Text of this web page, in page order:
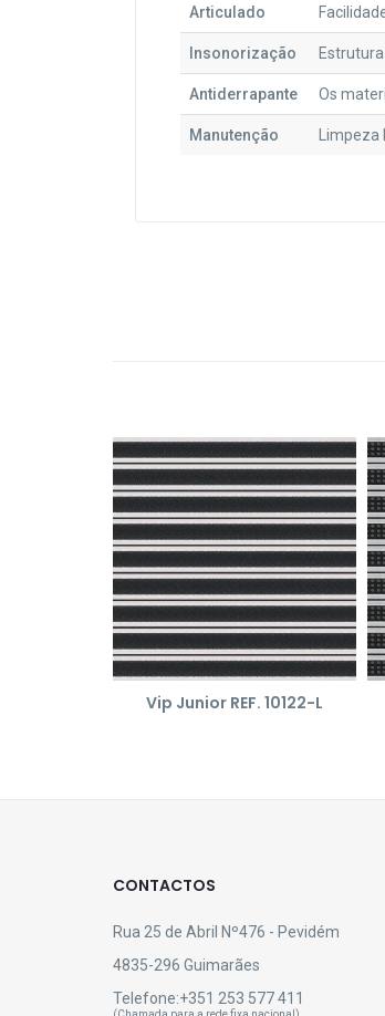
Articulado
Insonorização
Antiderrapante Os
Manutenção Limpeza
Vip Junior REF. 10122-L
CONTACTOS
Rua 25 de Abril Nº476 - Pevidém
4835-296 Guimarães
Telefone:+351 253 577 411